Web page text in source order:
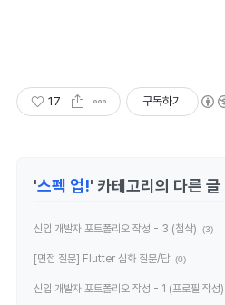
17 구독하기
'스펙 업!' 카테고리의 다른 글
신입 개발자 포트폴리오 작성 - 3 (첨삭) (3)
[면접 질문] Flutter 심화 질문/답 (0)
신입 개발자 포트폴리오 작성 - 1 (프로필 작성)